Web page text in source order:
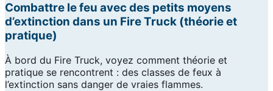
Combattre le feu avec des petits moyens
d’extinction dans un Fire Truck (théorie et
pratique)
À bord du Fire Truck, voyez comment théorie et
pratique se rencontrent : des classes de feux à
l’extinction sans danger de vraies flammes.